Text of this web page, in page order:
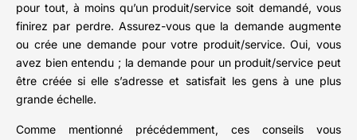
pour tout, à moins qu’un produit/service soit demandé, vous
finirez par perdre. Assurez-vous que la demande augmente
ou crée une demande pour votre produit/service. Oui, vous
avez bien entendu ; la demande pour un produit/service peut
être créée si elle s’adresse et satisfait les gens à une plus
grande échelle.
Comme mentionné précédemment, ces conseils vous